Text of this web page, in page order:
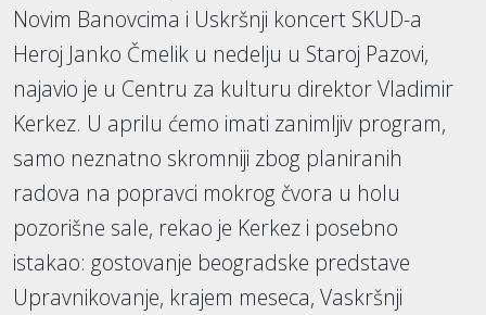
Novim Banovcima i Uskršnji koncert SKUD-a
Heroj Janko Čmelik u nedelju u Staroj Pazovi,
najavio je u Centru za kulturu direktor Vladimir
Kerkez. U aprilu ćemo imati zanimljiv program,
samo neznatno skromniji zbog planiranih
radova na popravci mokrog čvora u holu
pozorišne sale, rekao je Kerkez i posebno
istakao: gostovanje beogradske predstave
Upravnikovanje, krajem meseca, Vaskršnji